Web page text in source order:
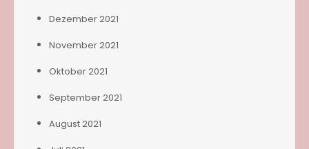
Dezember 2021
November 2021
Oktober 2021
September 2021
August 2021